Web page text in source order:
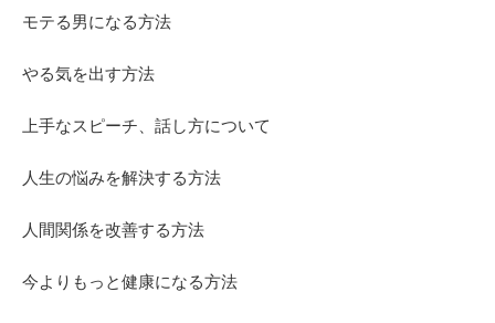
モテる男になる方法
やる気を出す方法
上手なスピーチ、話し方について
人生の悩みを解決する方法
人間関係を改善する方法
今よりもっと健康になる方法